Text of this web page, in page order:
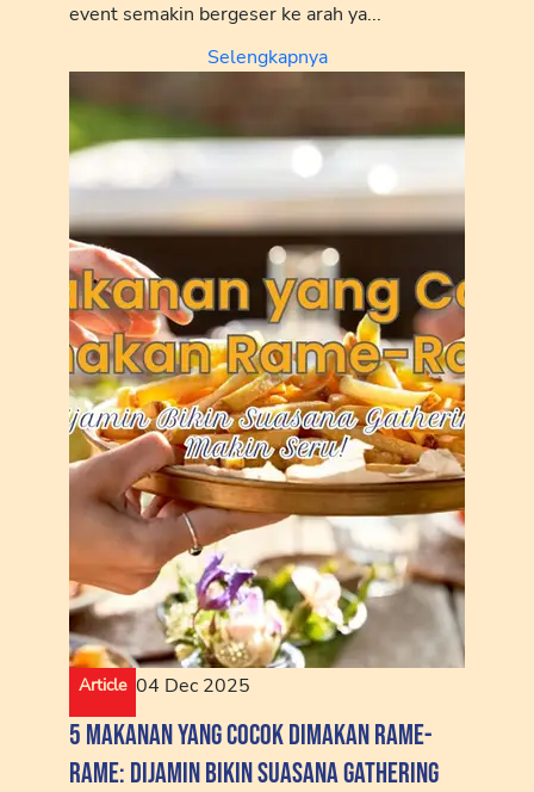
event semakin bergeser ke arah ya...
Selengkapnya
Article 04 Dec 2025
5 Makanan yang Cocok Dimakan Rame-
Rame: Dijamin Bikin Suasana Gathering